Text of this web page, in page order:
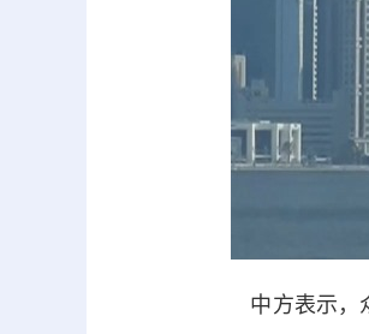
中方表示，众